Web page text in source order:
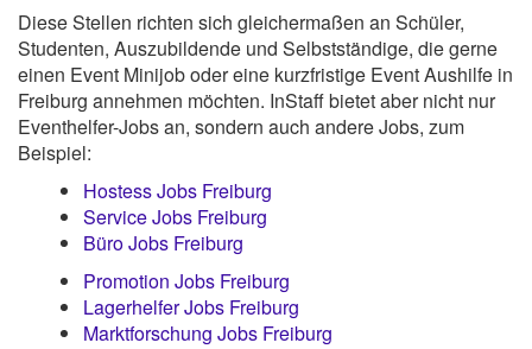
Diese Stellen richten sich gleichermaßen an Schüler,
Studenten, Auszubildende und Selbstständige, die gerne
einen Event Minijob oder eine kurzfristige Event Aushilfe in
Freiburg annehmen möchten. InStaff bietet aber nicht nur
Eventhelfer-Jobs an, sondern auch andere Jobs, zum
Beispiel:
Hostess Jobs Freiburg
Service Jobs Freiburg
Büro Jobs Freiburg
Promotion Jobs Freiburg
Lagerhelfer Jobs Freiburg
Marktforschung Jobs Freiburg